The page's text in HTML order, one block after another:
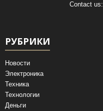
Contact us:
РУБРИКИ
Новости
Электроника
Техника
Технологии
Деньги